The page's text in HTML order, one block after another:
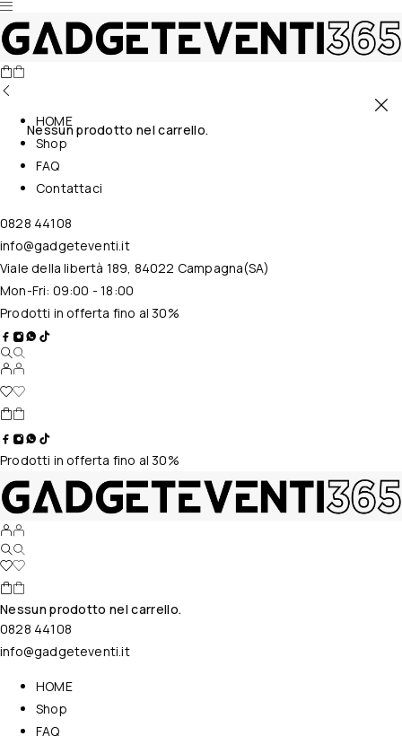
Nessun prodotto nel carrello.
HOME
Shop
FAQ
Contattaci
0828 44108
info@gadgeteventi.it
Viale della libertà 189, 84022 Campagna(SA)
Mon-Fri: 09:00 - 18:00
Prodotti in offerta fino al 30%
Prodotti in offerta fino al 30%
Nessun prodotto nel carrello.
0828 44108
info@gadgeteventi.it
HOME
Shop
FAQ